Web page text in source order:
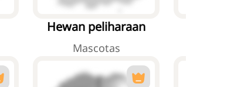
Hewan peliharaan
Mascotas